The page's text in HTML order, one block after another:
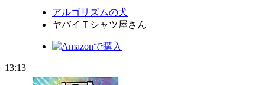
アルゴリズムの犬
ヤバイＴシャツ屋さん
13:13